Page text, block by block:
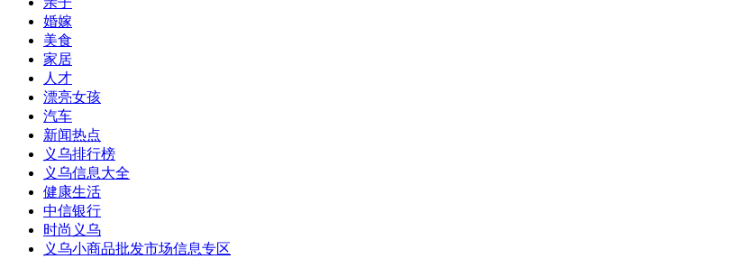
婚嫁
美食
家居
人才
漂亮女孩
汽车
新闻热点
义乌排行榜
义乌信息大全
健康生活
中信银行
时尚义乌
义乌小商品批发市场信息专区